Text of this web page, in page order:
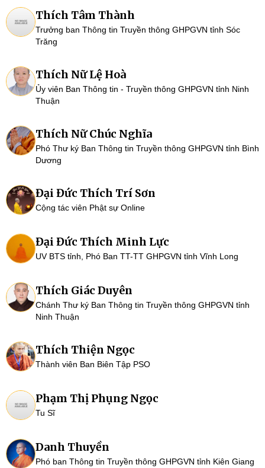
Thích Tâm Thành
Trưởng ban Thông tin Truyền thông GHPGVN tỉnh Sóc
Trăng
Thích Nữ Lệ Hoà
Ủy viên Ban Thông tin - Truyền thông GHPGVN tỉnh Ninh
Thuận
Thích Nữ Chúc Nghĩa
Phó Thư ký Ban Thông tin Truyền thông GHPGVN tỉnh Bình
Dương
Đại Đức Thích Trí Sơn
Cộng tác viên Phật sự Online
Đại Đức Thích Minh Lực
UV BTS tỉnh, Phó Ban TT-TT GHPGVN tỉnh Vĩnh Long
Thích Giác Duyên
Chánh Thư ký Ban Thông tin Truyền thông GHPGVN tỉnh
Ninh Thuận
Thích Thiện Ngọc
Thành viên Ban Biên Tập PSO
Phạm Thị Phụng Ngọc
Tu Sĩ
Danh Thuyền
Phó ban Thông tin Truyền thông GHPGVN tỉnh Kiên Giang